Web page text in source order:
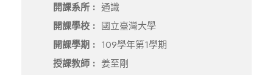
開課系所 : 通識
開課學校 : 國立臺灣大學
開課學期 : 109學年第1學期
授課教師 : 姜至剛